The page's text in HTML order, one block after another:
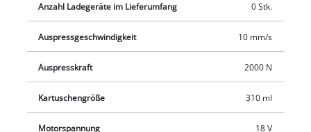
Auspressgeschwindigkeit über ein Stellrad und einen
Druckschalter. Die Drehzahl kann durch die individuelle
Einstellmöglichkeit an die unterschiedlichen Materialien und
Mengen, mit denen gearbeitet wird, angepasst werden. Durch
den Rückfahrmechanismus erübrigt sich das Nachtropfen
und Verkleben von Oberflächen, auf denen die Pistole
Anzahl Ladegeräte im Lieferumfang 0 Stk.
Auspressgeschwindigkeit 10 mm/s
Auspresskraft 2000 N
Kartuschengröße 310 ml
Motorspannung 18 V